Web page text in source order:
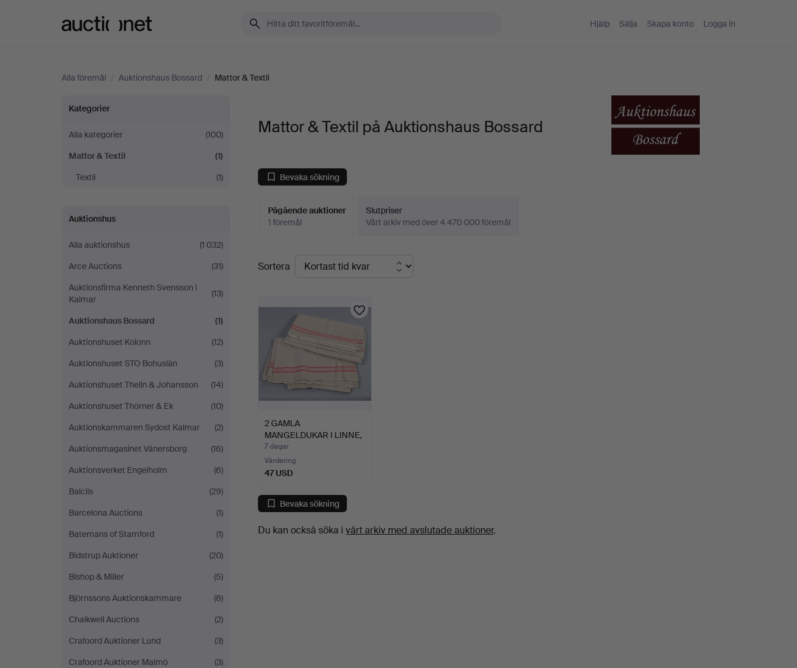
Hjälp Sälja Skapa konto Logga in
Alla föremål / Auktionshaus Bossard / Mattor & Textil
Mattor
&
Textil
Auktionshaus
Bossard
Kategorier
Alla kategorier
(100)
Mattor & Textil
(1)
Textil
(1)
Auktionshus
Alla auktionshus
(1 032)
Arce Auctions
(31)
Auktionsfirma Kenneth Svensson i
Kalmar
(13)
Auktionshaus Bossard
(1)
Auktionshuset Kolonn
(12)
Auktionshuset STO Bohuslän
(3)
Auktionshuset Thelin & Johansson
(14)
Auktionshuset Thörner & Ek
(10)
Auktionskammaren Sydost Kalmar
(2)
Auktionsmagasinet Vänersborg
(16)
Auktionsverket Engelholm
(6)
Balclis
(29)
Barcelona Auctions
(1)
Batemans of Stamford
(1)
Bidstrup Auktioner
(20)
Bishop & Miller
(5)
Björnssons Auktionskammare
(8)
Chalkwell Auctions
(2)
Crafoord Auktioner Lund
(3)
Crafoord Auktioner Malmö
(3)
Mattor & Textil på Auktionshaus Bossard
Bevaka sökning
Pågående auktioner
1 föremål
Slutpriser
Vårt arkiv med över 4 470 000 föremål
Pågående
auktioner
Sortera
2 GAMLA
MANGELDUKAR I LINNE,
mangeldukar.
7 dagar
Värdering
47 USD
Bevaka sökning
Du kan också söka ivårt arkiv med avslutade auktioner.